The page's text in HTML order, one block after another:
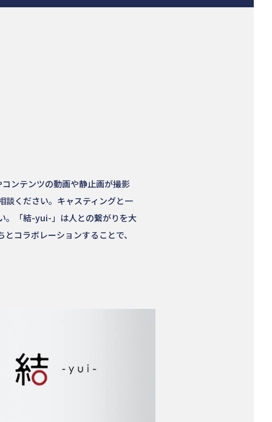
ンテンツの動画や静止画が撮影
談ください。キャスティングと一
。「結-yui-」は人との繋がりを大
コラボレーションすることで、